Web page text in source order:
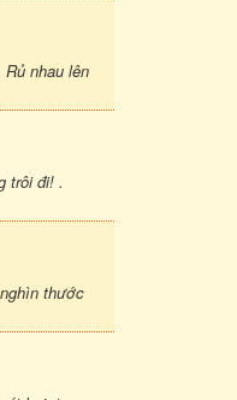
nhau lên
trôi đi! .
thước